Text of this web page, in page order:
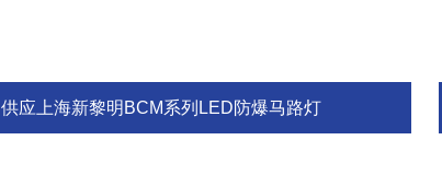
供应上海新黎明BCM系列LED防爆马路灯